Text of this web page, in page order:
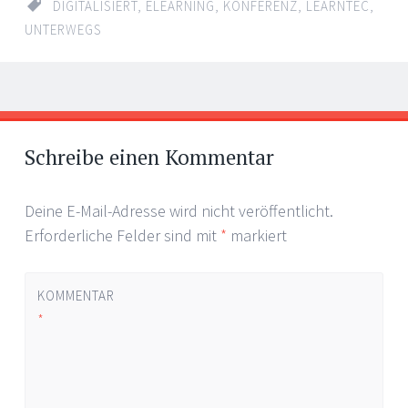
DIGITALISIERT ELEARNING KONFERENZ LEARNTEC
UNTERWEGS
Artikel-
Navigation
←
→
Schreibe einen Kommentar
Deine E-Mail-Adresse wird nicht veröffentlicht.
Erforderliche Felder sind mit * markiert
KOMMENTAR
*